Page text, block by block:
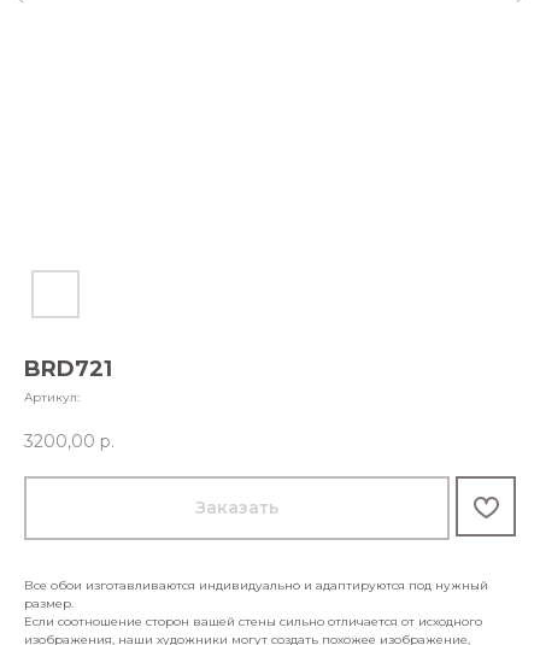
BRD721
Артикул:
3200,00 р.
Заказать
Все обои изготавливаются индивидуально и адаптируются под нужный
размер.
Если соотношение сторон вашей стены сильно отличается от исходного
изображения, наши художники могут создать похожее изображение,